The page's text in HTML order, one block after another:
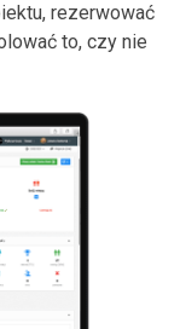
rezerwować
to, czy nie